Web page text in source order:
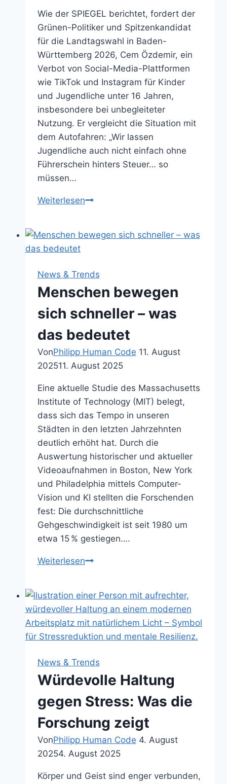
Wie der SPIEGEL berichtet, fordert der
Grünen-Politiker und Spitzenkandidat
für die Landtagswahl in Baden-
Württemberg 2026, Cem Özdemir, ein
Verbot von Social-Media-Plattformen
wie TikTok und Instagram für Kinder
und Jugendliche unter 16 Jahren,
insbesondere bei unbegleiteter
Nutzung. Er vergleicht die Situation mit
dem Autofahren: „Wir lassen
Jugendliche auch nicht einfach ohne
Führerschein hinters Steuer… so
müssen…
WeiterlesenMindestalter
Media
Cem
will
klare
News & Trends
Menschen bewegen
sich schneller – was
das bedeutet
VonPhilipp Human Code 11. August
202511. August 2025
Eine aktuelle Studie des Massachusetts
Institute of Technology (MIT) belegt,
dass sich das Tempo in unseren
Städten in den letzten Jahrzehnten
deutlich erhöht hat. Durch die
Auswertung historischer und aktueller
Videoaufnahmen in Boston, New York
und Philadelphia mittels Computer-
Vision und KI stellten die Forschenden
fest: Die durchschnittliche
Gehgeschwindigkeit ist seit 1980 um
etwa 15 % gestiegen….
WeiterlesenMenschen
schneller
–
was
das
bedeutet
News & Trends
Würdevolle Haltung
gegen Stress: Was die
Forschung zeigt
VonPhilipp Human Code 4. August
20254. August 2025
Körper und Geist sind enger verbunden,